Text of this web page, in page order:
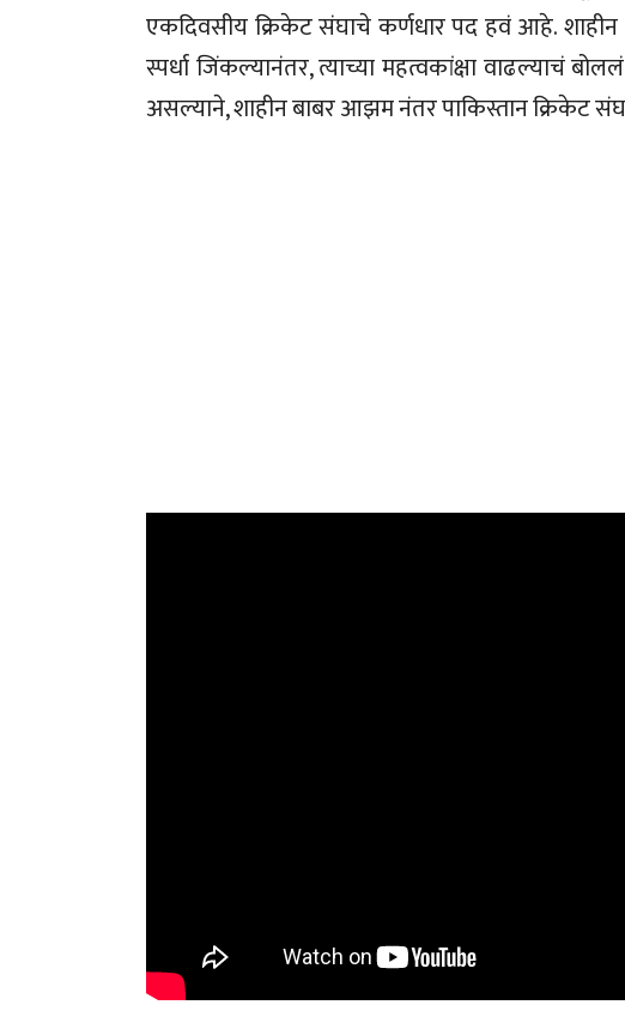
एकदिवसीय क्रिकेट संघाचे कर्णधार पद हवं आहे. शाहीन
स्पर्धा जिंकल्यानंतर, त्याच्या महत्वकांक्षा वाढल्याचं
असल्याने, शाहीन बाबर आझम नंतर पाकिस्तान क्रिकेट